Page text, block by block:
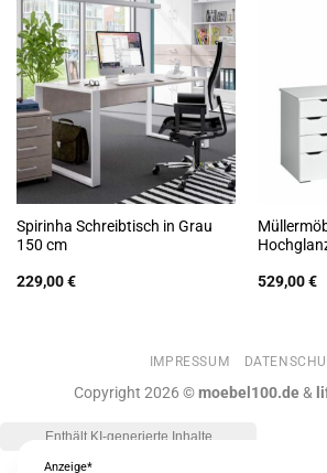
Spirinha Schreibtisch in Grau
150 cm
229,00€ 529,00€
IMPRESSUM
Copyright 2026 ©moebel100.de&
Anzeige*